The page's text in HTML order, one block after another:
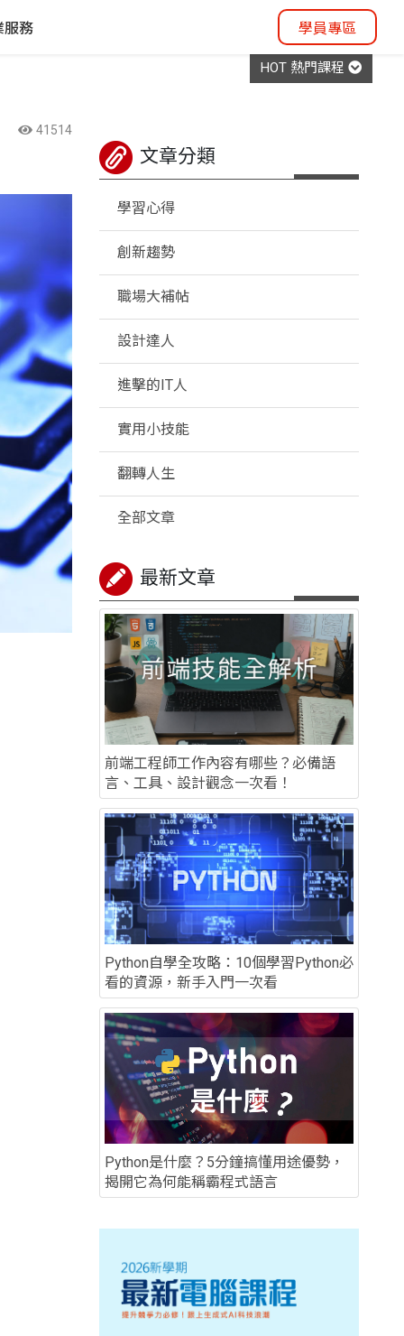
服務 學員專區
HOT 熱門課程
41514
文章分類
學習心得
創新趨勢
職場大補帖
設計達人
進擊的IT人
實用小技能
翻轉人生
全部文章
最新文章
前端工程師工作內容有哪些？必備語
言、工具、設計觀念一次看！
Python自學全攻略：10個學習Python必
看的資源，新手入門一次看
Python是什麼？5分鐘搞懂用途優勢，
揭開它為何能稱霸程式語言